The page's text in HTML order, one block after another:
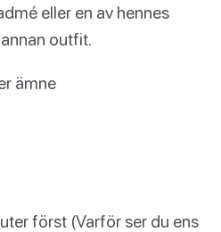
eller en av hennes
outfit.
ämne
först (Varför ser du ens